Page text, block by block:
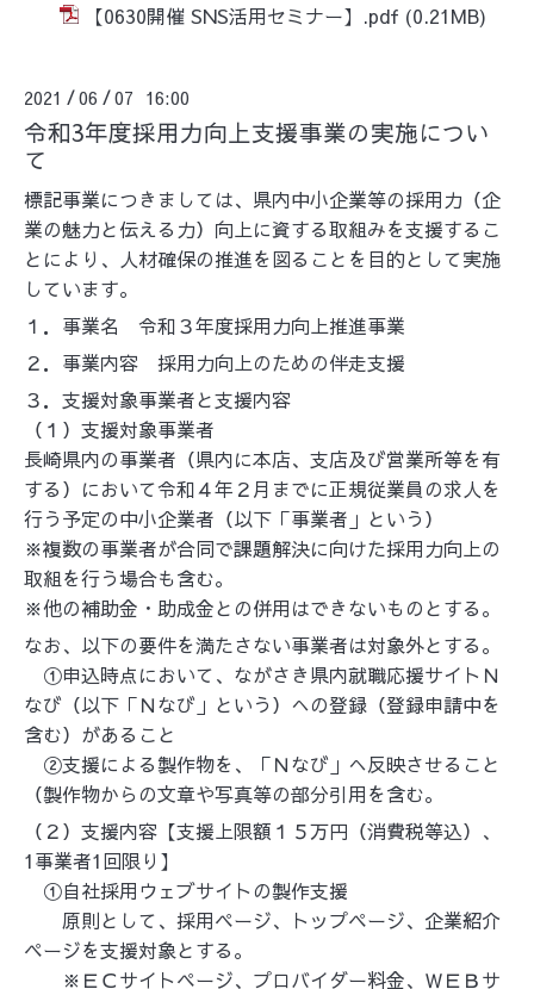
【0630開催 SNS活用セミナー】.pdf (0.21MB)
2021 /06 /07 16:00
令和3年度採用力向上支援事業の実施につい
て
標記事業につきましては、県内中小企業等の採用力（企
業の魅力と伝える力）向上に資する取組みを支援するこ
とにより、人材確保の推進を図ることを目的として実施
しています。
１．事業名 令和３年度採用力向上推進事業
２．事業内容 採用力向上のための伴走支援
３．支援対象事業者と支援内容
（１）支援対象事業者
長崎県内の事業者（県内に本店、支店及び営業所等を有
する）において令和４年２月までに正規従業員の求人を
行う予定の中小企業者（以下「事業者」という）
※複数の事業者が合同で課題解決に向けた採用力向上の
取組を行う場合も含む。
※他の補助金・助成金との併用はできないものとする。
なお、以下の要件を満たさない事業者は対象外とする。
①申込時点において、ながさき県内就職応援サイトＮ
なび（以下「Ｎなび」という）への登録（登録申請中を
含む）があること
②支援による製作物を、「Ｎなび」へ反映させること
（製作物からの文章や写真等の部分引用を含む。
（２）支援内容【支援上限額１５万円（消費税等込）、
1事業者1回限り】
①自社採用ウェブサイトの製作支援
原則として、採用ページ、トップページ、企業紹介
ページを支援対象とする。
※ＥＣサイトページ、プロバイダー料金、ＷＥＢサ